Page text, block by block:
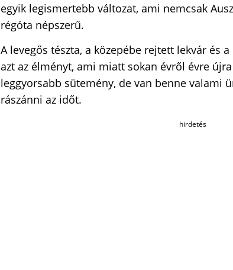
egyik legismertebb változat, ami nemcsak
régóta népszerű.
A levegős tészta, a közepébe rejtett lekvár és
azt az élményt, ami miatt sokan évről évre
leggyorsabb sütemény, de van benne valami
rászánni az időt.
hirdetés